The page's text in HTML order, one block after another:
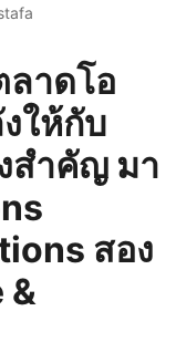
ลาดโอ
ให้กับ
สำคัญ มา
สอง
&